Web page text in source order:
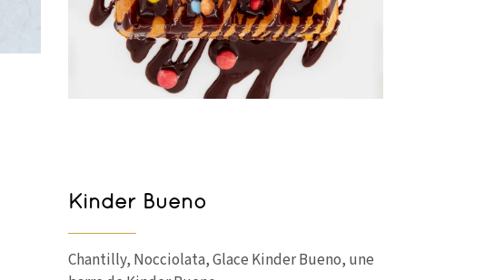
Kinder Bueno
Chantilly, Nocciolata, Glace Kinder Bueno, une